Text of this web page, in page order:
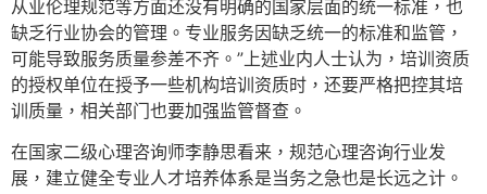
从业伦理规范等方面还没有明确的国家层面的统一标准，也
缺乏行业协会的管理。专业服务因缺乏统一的标准和监管，
可能导致服务质量参差不齐。”上述业内人士认为，培训资质
的授权单位在授予一些机构培训资质时，还要严格把控其培
训质量，相关部门也要加强监管督查。
在国家二级心理咨询师李静思看来，规范心理咨询行业发
展，建立健全专业人才培养体系是当务之急也是长远之计。